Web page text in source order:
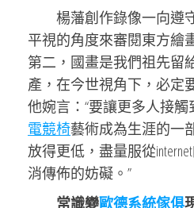
楊藩創作錄像一向遵
平視的角度來審閱東方繪
第二，國畫是我們祖先留
產，在今世視角下，必定
他婉言：“要讓更多人接
電競椅藝術成為生涯的一
放得更低，盡量服從
消傳佈的妨礙。”
常識變歐德系統傢俱